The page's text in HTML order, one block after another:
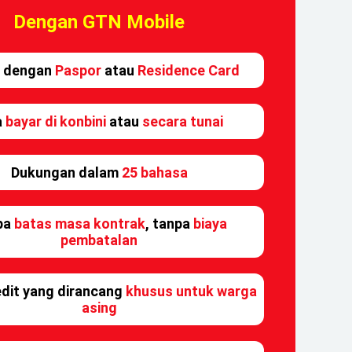
Dengan GTN Mobile
dengan Paspor atau Residence Card
bayar di konbini atau secara tunai
Dukungan dalam 25 bahasa
batas masa kontrak, tanpa biaya
pembatalan
yang dirancang khusus untuk warga
asing